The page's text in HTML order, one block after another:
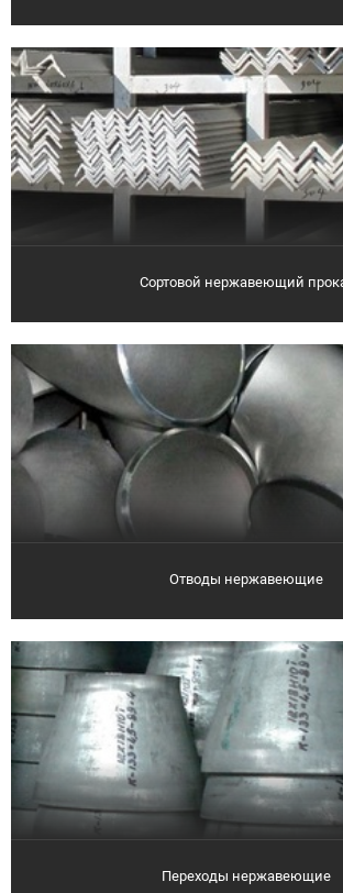
Сортовой нержавеющий
Отводы нержавеющие
Переходы нержавеющие